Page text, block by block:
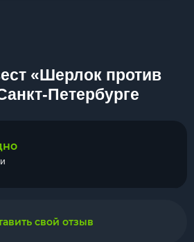
«Шерлок против
Петербурге
свой отзыв